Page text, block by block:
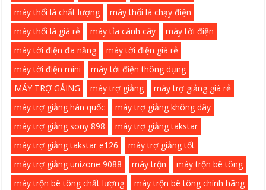
máy thổi lá chất lượng
máy thổi lá chạy điện
máy thổi lá giá rẻ
máy tỉa cành cây
máy tời điện
máy tời điện đa năng
máy tời điện giá rẻ
máy tời điện mini
máy tời điện thông dụng
MÁY TRỢ GẢING
máy trợ giảng
máy trợ giảng giá rẻ
máy trợ giảng hàn quốc
máy trợ giảng không dây
máy trợ giảng sony 898
máy trợ giảng takstar
máy trợ giảng takstar e126
máy trợ giảng tốt
máy trợ giảng unizone 9088
máy trộn
máy trộn bê tông
máy trộn bê tông chất lượng
máy trộn bê tông chính hãng